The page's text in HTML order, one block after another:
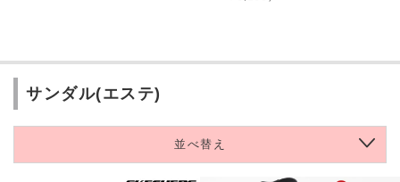
サンダル(エステ)
並べ替え